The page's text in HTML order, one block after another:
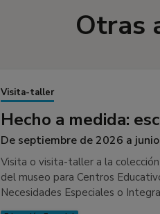
Otras
Visita-taller
Hecho a medida:
De septiembre de 2026 a
Visita o visita-taller a la
del museo para Centros
Necesidades Especiales o